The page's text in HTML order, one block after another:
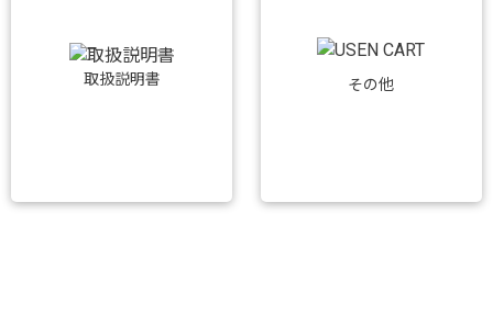
取扱説明書 その他